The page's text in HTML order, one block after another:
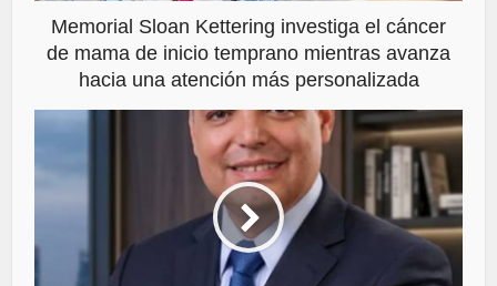
Memorial Sloan Kettering investiga el cáncer
de mama de inicio temprano mientras avanza
hacia una atención más personalizada